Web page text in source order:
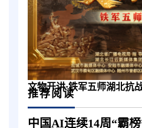
文物开讲·铁军五师湖北抗
推荐阅读